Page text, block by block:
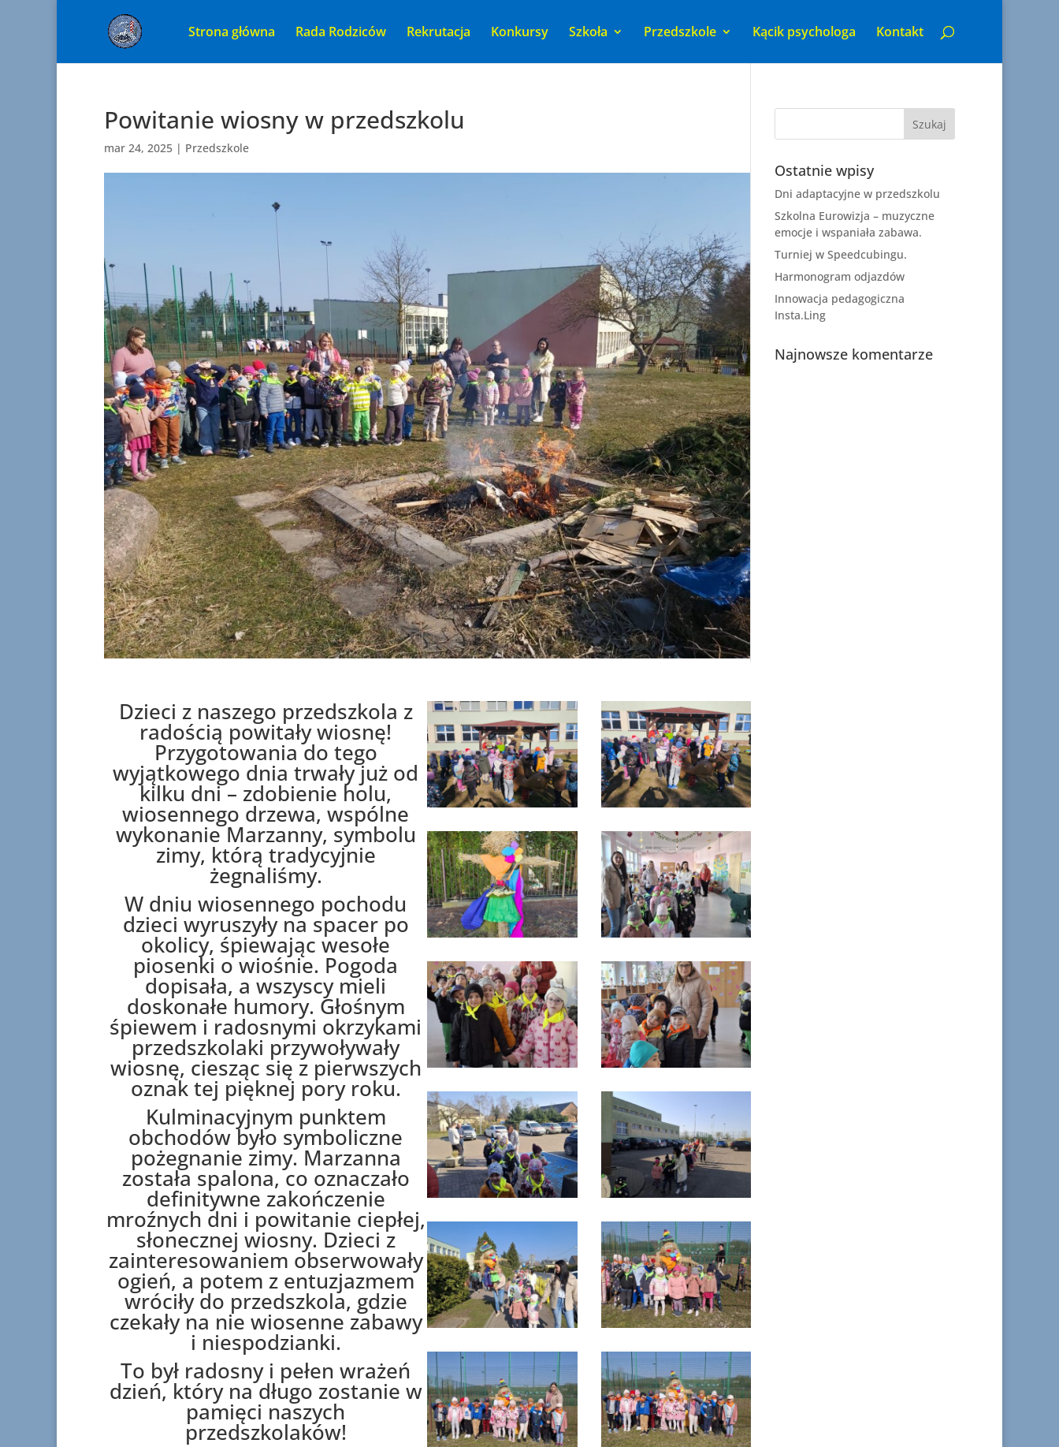
Strona główna Rada Rodziców Rekrutacja Konkursy Szkoła Przedszkole Kącik psychologa Kontakt
Powitanie wiosny w przedszkolu
mar 24, 2025 | Przedszkole
Dzieci z naszego przedszkola z
radością powitały wiosnę!
Przygotowania do tego
wyjątkowego dnia trwały już od
kilku dni – zdobienie holu,
wiosennego drzewa, wspólne
wykonanie Marzanny, symbolu
zimy, którą tradycyjnie
żegnaliśmy.
W dniu wiosennego pochodu
dzieci wyruszyły na spacer po
okolicy, śpiewając wesołe
piosenki o wiośnie. Pogoda
dopisała, a wszyscy mieli
doskonałe humory. Głośnym
śpiewem i radosnymi okrzykami
przedszkolaki przywoływały
wiosnę, ciesząc się z pierwszych
oznak tej pięknej pory roku.
Kulminacyjnym punktem
obchodów było symboliczne
pożegnanie zimy. Marzanna
została spalona, co oznaczało
definitywne zakończenie
mroźnych dni i powitanie ciepłej,
słonecznej wiosny. Dzieci z
zainteresowaniem obserwowały
ogień, a potem z entuzjazmem
wróciły do przedszkola, gdzie
czekały na nie wiosenne zabawy
i niespodzianki.
To był radosny i pełen wrażeń
dzień, który na długo zostanie w
pamięci naszych
przedszkolaków!
Ostatnie wpisy
Dni adaptacyjne w przedszkolu
Szkolna Eurowizja – muzyczne
emocje i wspaniała zabawa.
Turniej w Speedcubingu.
Harmonogram odjazdów
Innowacja pedagogiczna
Insta.Ling
Najnowsze komentarze